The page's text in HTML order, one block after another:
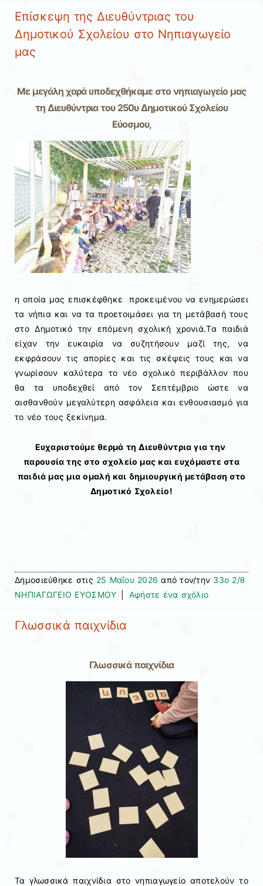
Επίσκεψη της Διευθύντριας του
Δημοτικού Σχολείου στο Νηπιαγωγείο
μας
Με μεγάλη χαρά υποδεχθήκαμε στο νηπιαγωγείο μας
τη Διευθύντρια του 250υ Δημοτικού Σχολείου
Εύοσμου,
η οποία μας επισκέφθηκε προκειμένου να ενημερώσει
τα νήπια και να τα προετοιμάσει για τη μετάβασή τους
στο Δημοτικό την επόμενη σχολική χρονιά.Τα παιδιά
είχαν την ευκαιρία να συζητήσουν μαζί της, να
εκφράσουν τις απορίες και τις σκέψεις τους και να
γνωρίσουν καλύτερα το νέο σχολικό περιβάλλον που
θα τα υποδεχθεί από τον Σεπτέμβριο ώστε να
αισθανθούν μεγαλύτερη ασφάλεια και ενθουσιασμό για
το νέο τους ξεκίνημα.
Ευχαριστούμε θερμά τη Διευθύντρια για την
παρουσία της στο σχολείο μας και ευχόμαστε στα
παιδιά μας μια ομαλή και δημιουργική μετάβαση στο
Δημοτικό Σχολείο!
Δημοσιεύθηκε στις 25 Μαΐου 2026 από τον/την 33ο 2/θ
ΝΗΠΙΑΓΩΓΕΙΟ ΕΥΟΣΜΟΥ
Αφήστε ένα σχόλιο
Γλωσσικά παιχνίδια
Γλωσσικά παιχνίδια
Τα γλωσσικά παιχνίδια στο νηπιαγωγείο αποτελούν το